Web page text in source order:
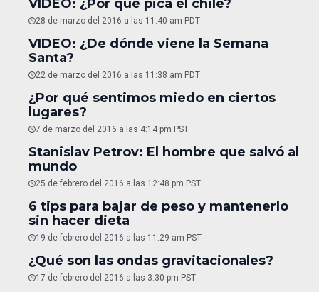
VIDEO: ¿Por qué pica el chile?
28 de marzo del 2016 a las 11:40 am PDT
VIDEO: ¿De dónde viene la Semana
Santa?
22 de marzo del 2016 a las 11:38 am PDT
¿Por qué sentimos miedo en ciertos
lugares?
7 de marzo del 2016 a las 4:14 pm PST
Stanislav Petrov: El hombre que salvó al
mundo
25 de febrero del 2016 a las 12:48 pm PST
6 tips para bajar de peso y mantenerlo
sin hacer dieta
19 de febrero del 2016 a las 11:29 am PST
¿Qué son las ondas gravitacionales?
17 de febrero del 2016 a las 3:30 pm PST